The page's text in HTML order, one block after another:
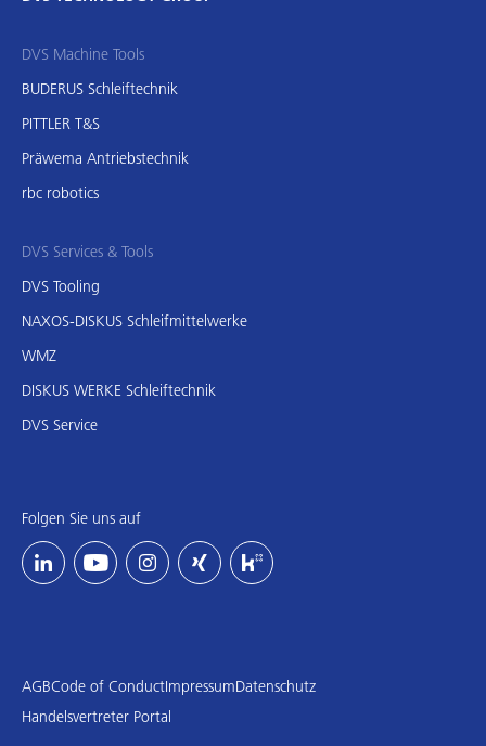
DVS Machine Tools
BUDERUS Schleiftechnik
PITTLER T&S
Präwema Antriebstechnik
rbc robotics
DVS Services & Tools
DVS Tooling
NAXOS-DISKUS Schleifmittelwerke
WMZ
DISKUS WERKE Schleiftechnik
DVS Service
Folgen Sie uns auf
AGBCode of ConductImpressumDatenschutz
Handelsvertreter Portal